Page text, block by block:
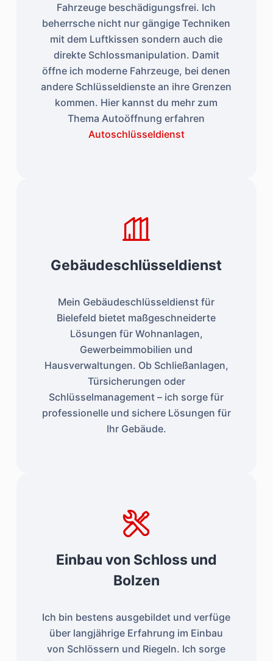
Fahrzeuge beschädigungsfrei. Ich
beherrsche nicht nur gängige Techniken
mit dem Luftkissen sondern auch die
direkte Schlossmanipulation. Damit
öffne ich moderne Fahrzeuge, bei denen
andere Schlüsseldienste an ihre Grenzen
kommen. Hier kannst du mehr zum
Thema Autoöffnung erfahren
Autoschlüsseldienst
Gebäudeschlüsseldienst
Mein Gebäudeschlüsseldienst für
Bielefeld bietet maßgeschneiderte
Lösungen für Wohnanlagen,
Gewerbeimmobilien und
Hausverwaltungen. Ob Schließanlagen,
Türsicherungen oder
Schlüsselmanagement – ich sorge für
professionelle und sichere Lösungen für
Ihr Gebäude.
Einbau von Schloss und
Bolzen
Ich bin bestens ausgebildet und verfüge
über langjährige Erfahrung im Einbau
von Schlössern und Riegeln. Ich sorge